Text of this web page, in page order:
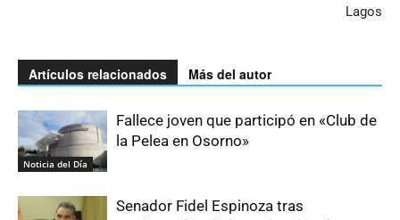
Lagos
Artículos relacionados Más del autor
Noticia del Día
Fallece joven que participó en «Club de
la Pelea en Osorno»
Senador Fidel Espinoza tras